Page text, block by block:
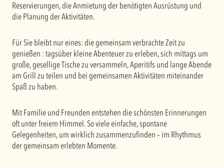
Reservierungen, die Anmietung der benötigten Ausrüstung und
die Planung der Aktivitäten.
Für Sie bleibt nur eines: die gemeinsam verbrachte Zeit zu
genießen : tagsüber kleine Abenteuer zu erleben, sich mittags um
große, gesellige Tische zu versammeln, Aperitifs und lange Abende
am Grill zu teilen und bei gemeinsamen Aktivitäten miteinander
Spaß zu haben.
Mit Familie und Freunden entstehen die schönsten Erinnerungen
oft unter freiem Himmel. So viele einfache, spontane
Gelegenheiten, um wirklich zusammenzufinden – im Rhythmus
der gemeinsam erlebten Momente.